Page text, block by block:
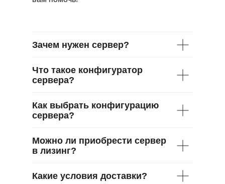
Зачем нужен сервер?
Что такое конфигуратор
сервера?
Как выбрать конфигурацию
сервера?
Можно ли приобрести сервер
в лизинг?
Какие условия доставки?